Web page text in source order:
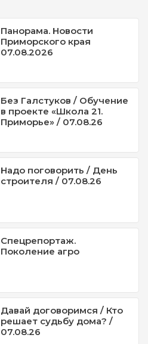
Панорама. Новости
Приморского края
07.08.2026
Без Галстуков / Обучение
в проекте «Школа 21.
Приморье» / 07.08.26
Надо поговорить / День
строителя / 07.08.26
Спецрепортаж.
Поколение агро
Давай договоримся / Кто
решает судьбу дома? /
07.08.26